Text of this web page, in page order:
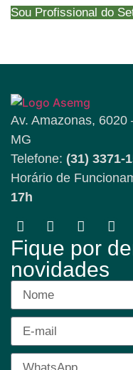
Sou Profissional do
Av. Amazonas,
MG
Telefone: (31) 3371-
Horário de
17h
Fique por
novidades